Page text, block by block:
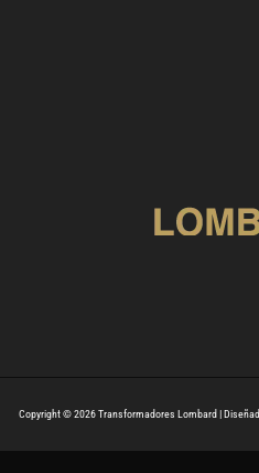
Copyright © 2026 Transformadores Lombard |